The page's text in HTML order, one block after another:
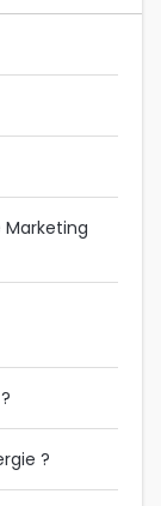
Marketing
?